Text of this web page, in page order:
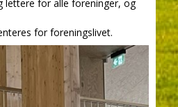
lettere for alle foreninger, og
for foreningslivet.